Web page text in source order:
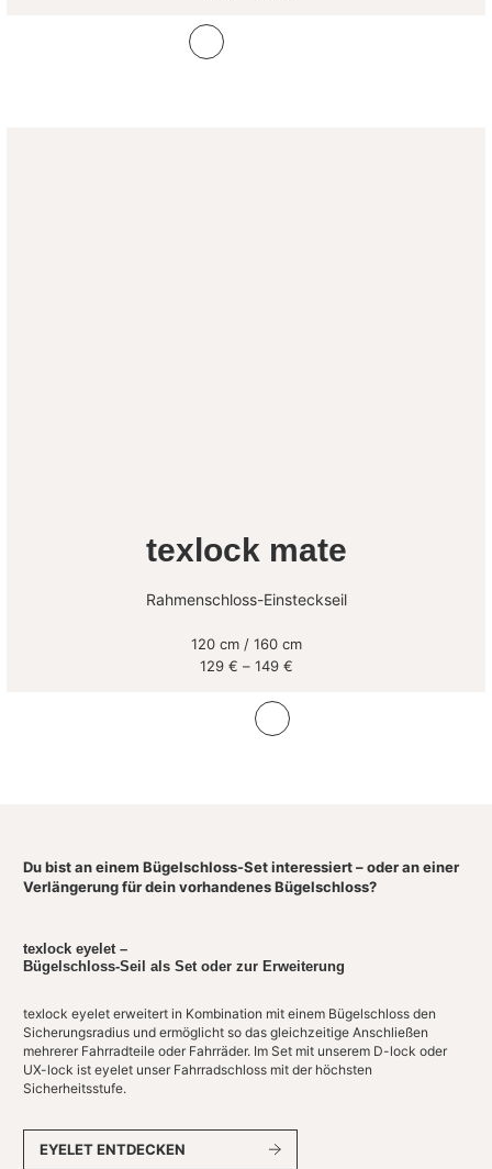
texlock mate
Rahmenschloss-Einsteckseil
120 cm / 160 cm
129 € – 149 €Preisspanne:
Du bist an einem Bügelschloss-Set interessiert – oder an einer
Verlängerung für dein vorhandenes Bügelschloss?
texlock eyelet –
Bügelschloss-Seil als Set oder zur Erweiterung
texlock eyelet erweitert in Kombination mit einem Bügelschloss den
Sicherungsradius und ermöglicht so das gleichzeitige Anschließen
mehrerer Fahrradteile oder Fahrräder. Im Set mit unserem D-lock oder
UX-lock ist eyelet unser Fahrradschloss mit der höchsten
Sicherheitsstufe.
EYELET ENTDECKEN